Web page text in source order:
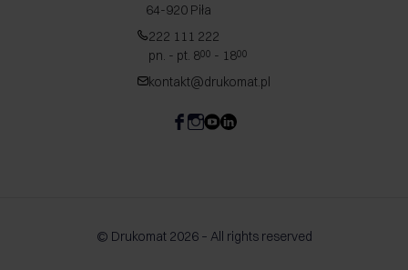
64-920 Piła
222 111 222
pn. - pt. 800 - 1800
kontakt@drukomat.pl
© Drukomat 2026 – All rights reserved